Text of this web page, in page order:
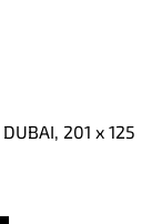
201 x 125